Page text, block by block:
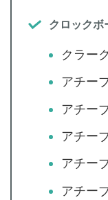
クロックボ
クラー
アチー
アチー
アチー
アチー
アチー